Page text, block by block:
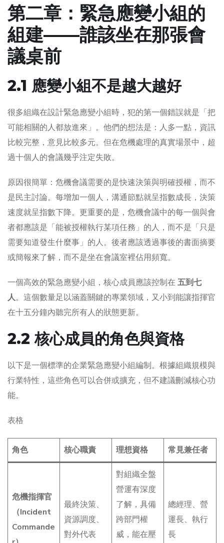
第二章：緊急應變小組的
組建——誰該坐在那張會
議桌前
2.1 應變小組不是越大越好
很多組織在設計緊急應變小組時，犯的第一個錯誤就是「把
可能相關的人都放進來」。他們的想法是：人多一點，資訊
比較完整，意見比較多元。但在危機處理的真實場景中，超
過十個人的會議幾乎注定失敗。
原因很簡單：危機會議需要的是快速決策與明確授權，而不
是民主討論。每增加一個人，溝通節點就呈指數成長，決策
速度就呈指數下降。更重要的是，危機會議中的每一個與會
者都應該是「能被授權執行某項任務」的人，而不是「只是
需要知道發生什麼事」的人。後者應該透過事後的書面摘要
或簡報來了解，而不是坐在會議室裡佔用頻寬。
一個高效的緊急應變小組，核心成員應該控制在五到七
人。這個數量足以涵蓋關鍵的專業領域，又小到能讓指揮官
在十五分鐘內聽完所有人的狀態更新。
2.2 核心成員的角色與資格
以下是一個標準的企業緊急應變小組編制。根據組織規模與
行業特性，這些角色可以合併或擴充，但不建議刪減核心功
能。
表格
角色 核心職責 理想資格 常見兼任者
危機指揮官
（Incident
Commande
最終決策、
資源調度、
對外代表
對組織全盤
營運有深度
了解，具備
跨部門權
威，能在壓
總經理、營
運長、執行
長